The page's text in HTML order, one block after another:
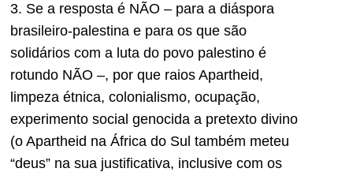
3. Se a resposta é NÃO – para a diáspora
brasileiro-palestina e para os que são
solidários com a luta do povo palestino é
rotundo NÃO –, por que raios Apartheid,
limpeza étnica, colonialismo, ocupação,
experimento social genocida a pretexto divino
(o Apartheid na África do Sul também meteu
“deus” na sua justificativa, inclusive com os